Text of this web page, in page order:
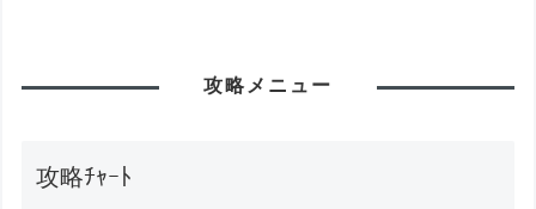
攻略メニュー
攻略ﾁｬｰﾄ